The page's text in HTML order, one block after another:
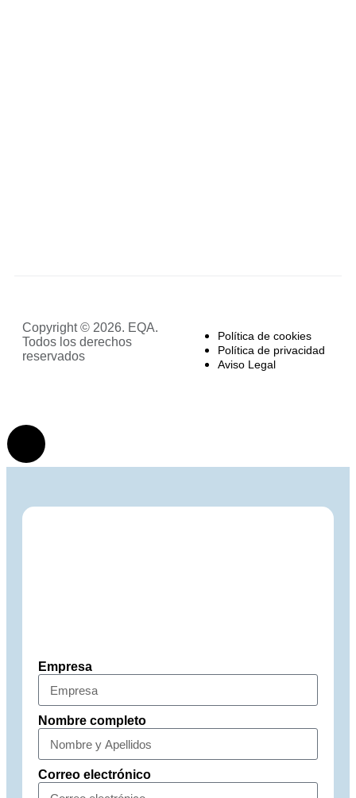
Copyright © 2026. EQA.
Todos los derechos
reservados
Política de cookies
Política de privacidad
Aviso Legal
Empresa
Nombre completo
Correo electrónico